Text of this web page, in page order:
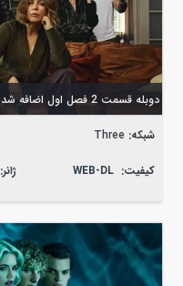
دوبله قسمت 2 فصل اول اضافه شد
شبکه: Three
کیفیت: WEB-DL ژانر: